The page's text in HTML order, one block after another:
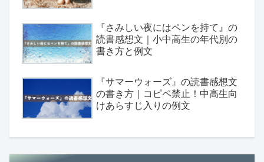
『さみしい夜にはペンを持て』の
読書感想文｜小中高生の年代別の
書き方と例文
『サマーウォーズ』の読書感想文
の書き方｜コピペ禁止！中高生向
けあらすじ入りの例文